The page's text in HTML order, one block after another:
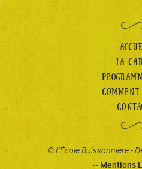
LA
© L'École Buissonnière -
~ Mentions